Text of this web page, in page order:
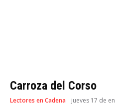
Carroza del Corso
Lectores en Cadena jueves 17 de